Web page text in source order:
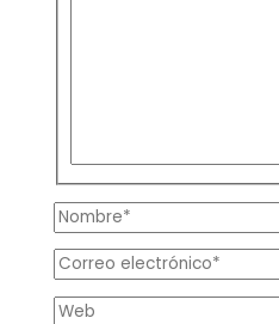
Nombre*
Correo
electrónico*
Web